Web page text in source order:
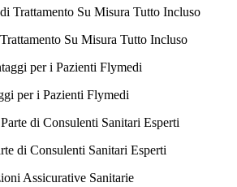
Su Misura Tutto Incluso
per i Pazienti Flymedi
di Consulenti Sanitari Esperti